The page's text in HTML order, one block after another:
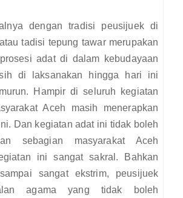
dengan tradisi peusijuek di
tadisi tepung tawar merupakan
adat di dalam kebudayaan
di laksanakan hingga hari ini
Hampir di seluruh kegiatan
Aceh masih menerapkan
Dan kegiatan adat ini tidak boleh
sebagian masyarakat Aceh
ini sangat sakral. Bahkan
sangat ekstrim, peusijuek
agama yang tidak boleh